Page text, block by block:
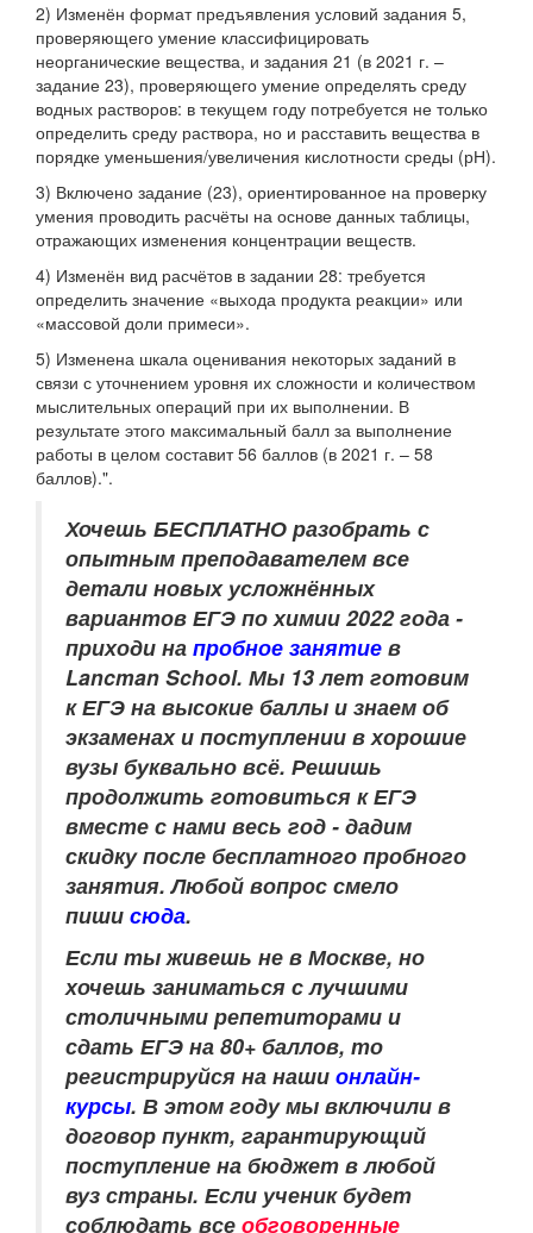
2) Изменён формат предъявления условий задания 5,
проверяющего умение классифицировать
неорганические вещества, и задания 21 (в 2021 г. –
задание 23), проверяющего умение определять среду
водных растворов: в текущем году потребуется не только
определить среду раствора, но и расставить вещества в
порядке уменьшения/увеличения кислотности среды (рН).
3) Включено задание (23), ориентированное на проверку
умения проводить расчёты на основе данных таблицы,
отражающих изменения концентрации веществ.
4) Изменён вид расчётов в задании 28: требуется
определить значение «выхода продукта реакции» или
«массовой доли примеси».
5) Изменена шкала оценивания некоторых заданий в
связи с уточнением уровня их сложности и количеством
мыслительных операций при их выполнении. В
результате этого максимальный балл за выполнение
работы в целом составит 56 баллов (в 2021 г. – 58
баллов).".
Хочешь БЕСПЛАТНО разобрать с
опытным преподавателем все
детали новых усложнённых
вариантов ЕГЭ по химии 2022 года -
приходи на пробное занятие в
Lancman School. Мы 13 лет готовим
к ЕГЭ на высокие баллы и знаем об
экзаменах и поступлении в хорошие
вузы буквально всё. Решишь
продолжить готовиться к ЕГЭ
вместе с нами весь год - дадим
скидку после бесплатного пробного
занятия. Любой вопрос смело
пиши сюда.
Если ты живешь не в Москве, но
хочешь заниматься с лучшими
столичными репетиторами и
сдать ЕГЭ на 80+ баллов, то
регистрируйся на наши онлайн-
курсы. В этом году мы включили в
договор пункт, гарантирующий
поступление на бюджет в любой
вуз страны. Если ученик будет
соблюдать все обговоренные